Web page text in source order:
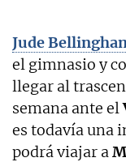
Jude
el gimnasio y
llegar al
semana ante el
es todavía una
podrá viajar a